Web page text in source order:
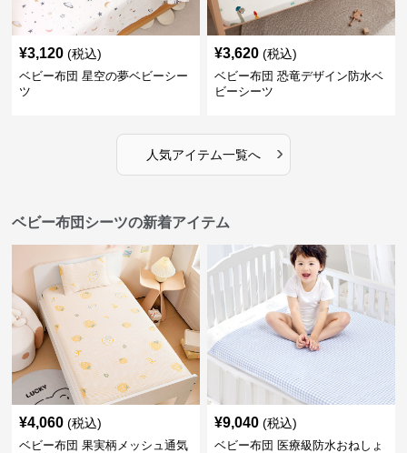
¥3,120 (税込)
ベビー布団 星空の夢ベビーシー
ツ
¥3,620 (税込)
ベビー布団 恐竜デザイン防水ベ
ビーシーツ
人気アイテム一覧へ ›
ベビー布団シーツの新着アイテム
¥4,060 (税込)
ベビー布団 果実柄メッシュ通気
¥9,040 (税込)
ベビー布団 医療級防水おねしょ